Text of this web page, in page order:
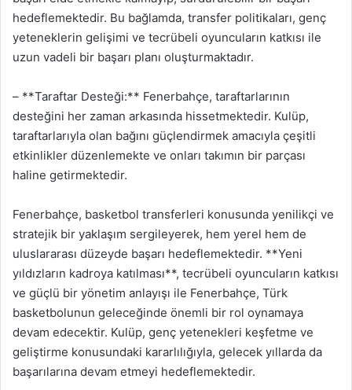
hedeflemektedir. Bu bağlamda, transfer politikaları, genç
yeteneklerin gelişimi ve tecrübeli oyuncuların katkısı ile
uzun vadeli bir başarı planı oluşturmaktadır.
– **Taraftar Desteği:** Fenerbahçe, taraftarlarının
desteğini her zaman arkasında hissetmektedir. Kulüp,
taraftarlarıyla olan bağını güçlendirmek amacıyla çeşitli
etkinlikler düzenlemekte ve onları takımın bir parçası
haline getirmektedir.
Fenerbahçe, basketbol transferleri konusunda yenilikçi ve
stratejik bir yaklaşım sergileyerek, hem yerel hem de
uluslararası düzeyde başarı hedeflemektedir. **Yeni
yıldızların kadroya katılması**, tecrübeli oyuncuların katkısı
ve güçlü bir yönetim anlayışı ile Fenerbahçe, Türk
basketbolunun geleceğinde önemli bir rol oynamaya
devam edecektir. Kulüp, genç yetenekleri keşfetme ve
geliştirme konusundaki kararlılığıyla, gelecek yıllarda da
başarılarına devam etmeyi hedeflemektedir.